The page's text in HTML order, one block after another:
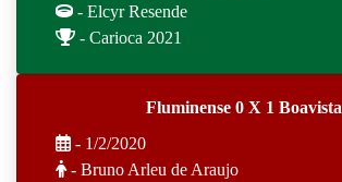
- Elcyr Resende
- Carioca 2021
Fluminense 0 X 1 Boavista
- 1/2/2020
- Bruno Arleu de Araujo